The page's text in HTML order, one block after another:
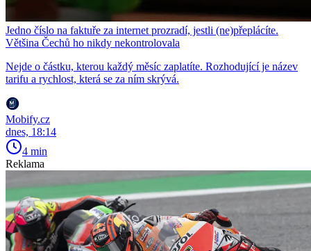
Jedno číslo na faktuře za internet prozradí, jestli (ne)přeplácíte.
Většina Čechů ho nikdy nekontrolovala
Nejde o částku, kterou každý měsíc zaplatíte. Rozhodující je název
tarifu a rychlost, která se za ním skrývá.
Mobify.cz
dnes, 18:14
4 min
Reklama